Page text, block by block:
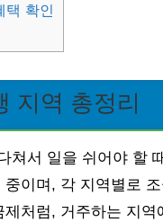
택 확인
지역 총정리
쳐서 일을 쉬어야 할
이며, 각 지역별로
처럼, 거주하는 지